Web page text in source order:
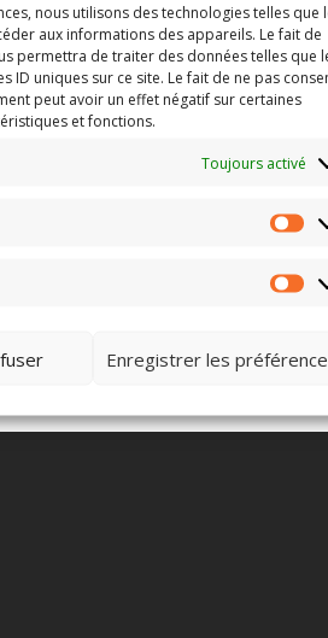
nous utilisons des technologies telles que
aux informations des appareils. Le fait de
permettra de traiter des données telles que
ID uniques sur ce site. Le fait de ne pas
peut avoir un effet négatif sur certaines
et fonctions.
Toujours activé
Enregistrer les